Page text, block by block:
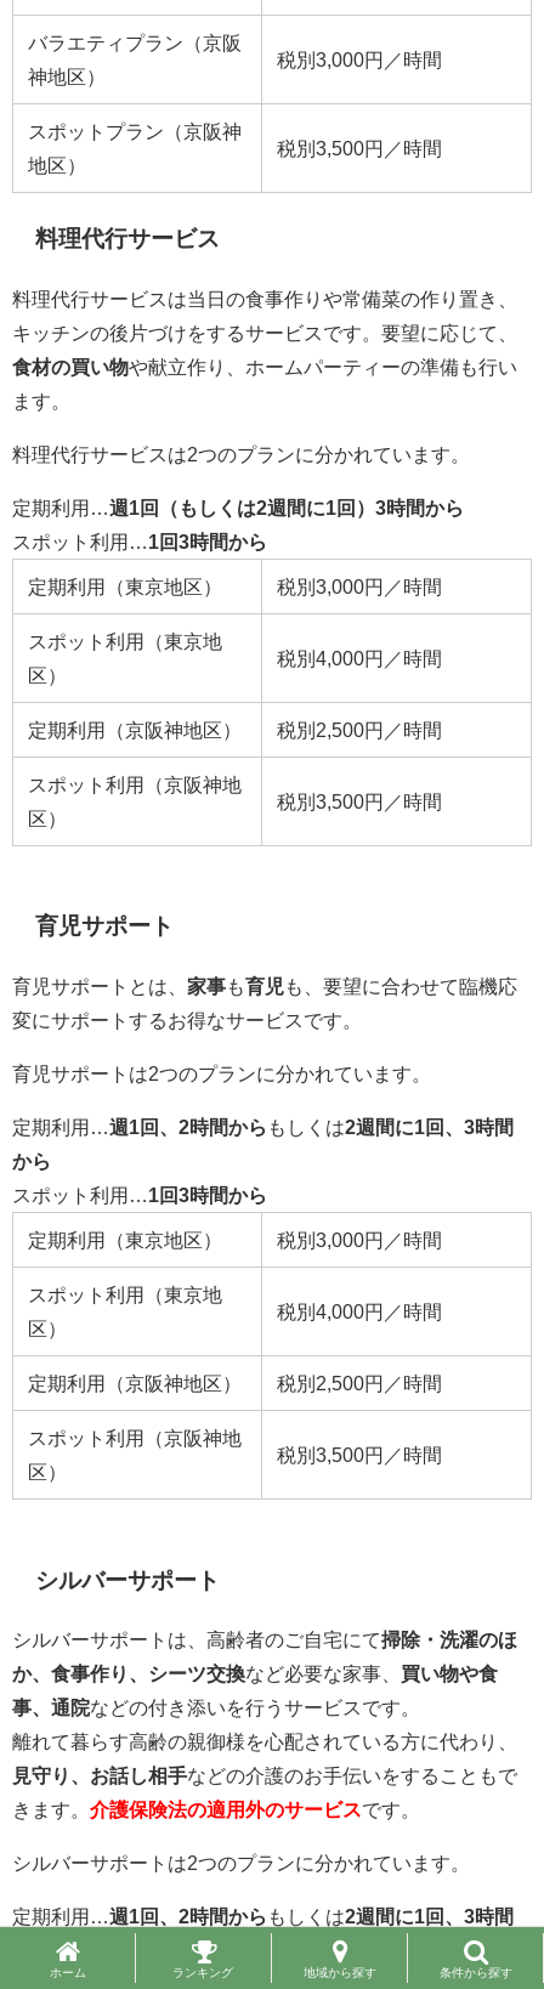
バラエティプラン（京阪
神地区）
税別3,000円／時間
スポットプラン（京阪神
地区）
税別3,500円／時間
料理代行サービス
料理代行サービスは当日の食事作りや常備菜の作り置き、
キッチンの後片づけをするサービスです。 要望に応じて、
食材の買い物や献立作り、ホームパーティーの準備も行い
ます。
料理代行サービスは2つのプランに分かれています。
定期利用… 週1回（もしくは2週間に1回）3時間から
スポット利用… 1回3時間から
定期利用（東京地区） 税別3,000円／時間
スポット利用（東京地
区）
税別4,000円／時間
定期利用（京阪神地区） 税別2,500円／時間
スポット利用（京阪神地
区）
税別3,500円／時間
育児サポート
育児サポートとは、 家事も育児 も、要望に合わせて臨機応
変にサポートするお得なサービスです。
育児サポートは2つのプランに分かれています。
定期利用… 週1回、2時間から もしくは2週間に1回、3時間
から
スポット利用… 1回3時間から
定期利用（東京地区） 税別3,000円／時間
スポット利用（東京地
区）
税別4,000円／時間
定期利用（京阪神地区） 税別2,500円／時間
スポット利用（京阪神地
区）
税別3,500円／時間
シルバーサポート
シルバーサポートは、高齢者のご自宅にて掃除・洗濯のほ
か、食事作り、シーツ交換など必要な家事、 買い物や食
事、通院などの付き添いを行うサービスです。
離れて暮らす高齢の親御様を心配されている方に代わり、
見守り、お話し相手などの介護のお手伝いをすることもで
きます。 介護保険法の適用外のサービスです。
シルバーサポートは2つのプランに分かれています。
定期利用… 週1回、2時間から もしくは2週間に1回、3時間
スポット利用…
1回3時間から